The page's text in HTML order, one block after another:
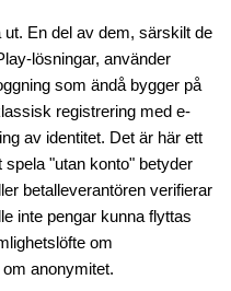
En del av dem, särskilt de
lösningar, använder
som ändå bygger på
registrering med e-
av identitet. Det är här ett
"utan konto" betyder
betalleverantören verifierar
inte pengar kunna flyttas
om
anonymitet.